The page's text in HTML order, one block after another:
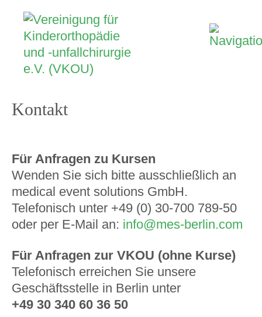
Kontakt
Für Anfragen zu Kursen
Wenden Sie sich bitte ausschließlich an
medical event solutions GmbH.
Telefonisch unter +49 (0) 30-700 789-50
oder per E-Mail an: info@mes-berlin.com
Für Anfragen zur VKOU (ohne Kurse)
Telefonisch erreichen Sie unsere
Geschäftsstelle in Berlin unter
+49 30 340 60 36 50